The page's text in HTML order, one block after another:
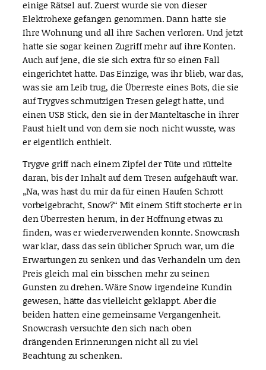
einige Rätsel auf. Zuerst wurde sie von dieser
Elektrohexe gefangen genommen. Dann hatte sie
Ihre Wohnung und all ihre Sachen verloren. Und jetzt
hatte sie sogar keinen Zugriff mehr auf ihre Konten.
Auch auf jene, die sie sich extra für so einen Fall
eingerichtet hatte. Das Einzige, was ihr blieb, war das,
was sie am Leib trug, die Überreste eines Bots, die sie
auf Trygves schmutzigen Tresen gelegt hatte, und
einen USB Stick, den sie in der Manteltasche in ihrer
Faust hielt und von dem sie noch nicht wusste, was
er eigentlich enthielt.
Trygve griff nach einem Zipfel der Tüte und rüttelte
daran, bis der Inhalt auf dem Tresen aufgehäuft war.
„Na, was hast du mir da für einen Haufen Schrott
vorbeigebracht, Snow?“ Mit einem Stift stocherte er in
den Überresten herum, in der Hoffnung etwas zu
finden, was er wiederverwenden konnte. Snowcrash
war klar, dass das sein üblicher Spruch war, um die
Erwartungen zu senken und das Verhandeln um den
Preis gleich mal ein bisschen mehr zu seinen
Gunsten zu drehen. Wäre Snow irgendeine Kundin
gewesen, hätte das vielleicht geklappt. Aber die
beiden hatten eine gemeinsame Vergangenheit.
Snowcrash versuchte den sich nach oben
drängenden Erinnerungen nicht all zu viel
Beachtung zu schenken.